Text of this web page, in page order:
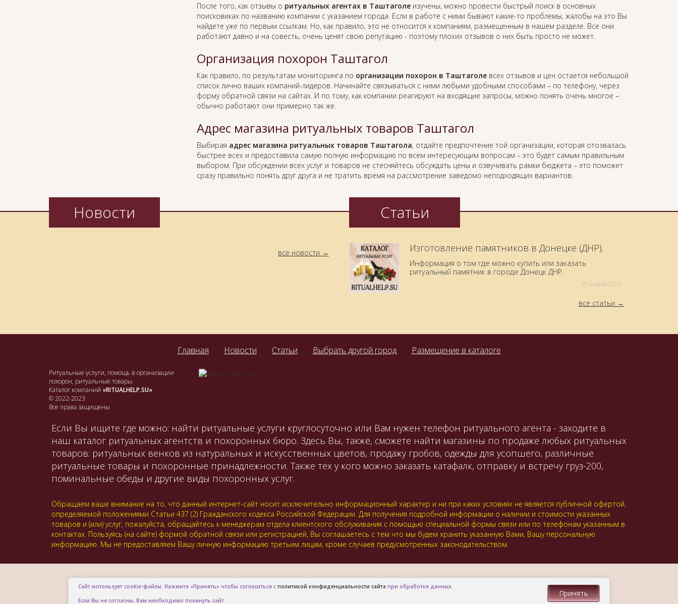
После того, как отзывы о ритуальных агентах в Таштаголеизучены, можно провести быстрый поиск в основных
поисковиках по названию компании с указанием города. Если в работе с ними бывают какие-то проблемы, жалобы на это Вы
найдете уже по первым ссылкам. Но, как правило, это не относится к компаниям, размещенным в нашем разделе. Все они
работают давно и на совесть, очень ценят свою репутацию - поэтому плохих отзывов о них быть просто не может.
Организация похорон Таштагол
Как правило, по результатам мониторинга по организации похорон в Таштаголевсех отзывов и цен остается небольшой
список лично ваших компаний-лидеров. Начинайте связываться с ними любыми удобными способами – по телефону, через
форму обратной связи на сайтах. И по тому, как компании реагируют на входящие запросы, можно понять очень многое –
обычно работают они примерно так же.
Адрес магазина ритуальных товаров Таштагол
Выбирая адрес магазина ритуальных товаров Таштагола, отдайте предпочтение той организации, которая отозвалась
быстрее всех и предоставила самую полную информацию по всем интересующим вопросам – это будет самым правильным
выбором. При обсуждении всех услуг и товаров не стесняйтесь обсуждать цены и озвучивать рамки бюджета – это поможет
сразу правильно понять друг друга и не тратить время на рассмотрение заведомо неподходящих вариантов.
Новости
все новости
Статьи
Изготовление памятников в Донецке (ДНР).
Информация о том где можно купить или заказать
ритуальный памятник в городе Донецк ДНР.
25 aпреля 2023г.
все статьи
Главная Новости Статьи Выбрать другой город Размещение в каталоге
Ритуальные услуги, помощь в организации
похорон, ритуальные товары.
Каталог компаний «RITUALHELP.SU»
© 2022-2023
Все права защищены
Если Вы ищите где можно: найти ритуальные услуги круглосуточно или Вам нужен телефон ритуального агента - заходите в
наш каталог ритуальных агентств и похоронных бюро. Здесь Вы, также, сможете найти магазины по продаже любых ритуальных
товаров: ритуальных венков из натуральных и искусственных цветов, продажу гробов, одежды для усопшего, различные
ритуальные товары и похоронные принадлежности. Также тех у кого можно заказать катафалк, отправку и встречу груз-200,
поминальные обеды и другие виды похоронных услуг.
Обращаем ваше внимание на то, что данный интернет-сайт носит исключительно информационный характер и ни при каких условиях не является публичной офертой,
определяемой положениями Статьи 437 (2) Гражданского кодекса Российской Федерации. Для получения подробной информации о наличии и стоимости указанных
товаров и (или) услуг, пожалуйста, обращайтесь к менеджерам отдела клиентского обслуживания с помощью специальной формы связи или по телефонам указанным в
контактах. Пользуясь (на сайте) формой обратной связи или регистрацией, Вы соглашаетесь с тем что мы будем хранить указанную Вами, Вашу персональную
информацию. Мы не предоставляем Вашу личную информацию третьим лицам, кроме случаев предусмотренных законодательством.
Сайт использует cookie-файлы. Нажмите «Принять» чтобы согласиться сполитикой конфиденциальности сайта при обработке данных.
Если Вы не согласны, Вам необходимо покинуть сайт.
Принять